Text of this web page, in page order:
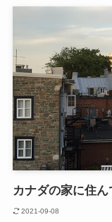
カナダの家に住
2021-09-08